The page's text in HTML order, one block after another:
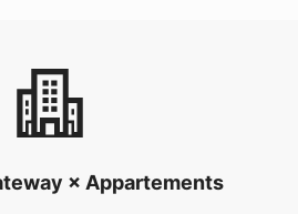
× Appartements